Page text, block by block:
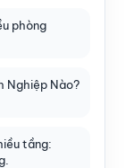
phòng
Nghiệp Nào?
tầng: